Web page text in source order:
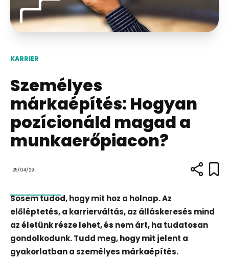
KARRIER
Személyes
márkaépítés: Hogyan
pozícionáld magad a
munkaerőpiacon?
25/04/29
Sosem tudod, hogy mit hoz a holnap. Az
előléptetés, a karrierváltás, az álláskeresés mind
az életünk része lehet, és nem árt, ha tudatosan
gondolkodunk. Tudd meg, hogy mit jelent a
gyakorlatban a személyes márkaépítés.